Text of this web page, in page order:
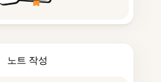
노트 작성